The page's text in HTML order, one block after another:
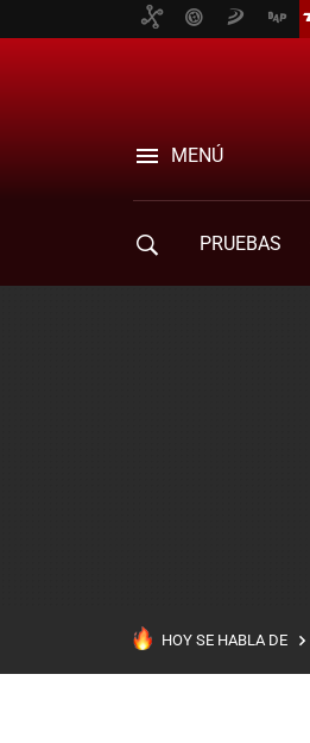
MENÚ
PRUEBAS
HOY SE HABLA DE